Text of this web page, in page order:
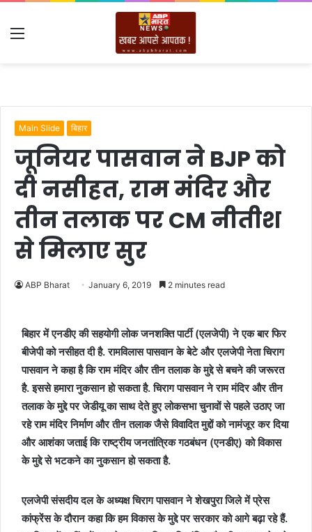
Menu
Main Slide बिहार
जूनियर पासवान ने BJP को
दी नसीहत, राम मंदिर और
तीन तलाक पर CM नीतीश
से मिलाए सुर
ABP Bharat January 6, 2019 2 minutes read
बिहार में एनडीए की सहयोगी लोक जनशक्ति पार्टी (एलजेपी) ने एक बार फिर
बीजेपी को नसीहत दी है. रामविलास पासवान के बेटे और एलजेपी नेता चिराग
पासवान ने कहा है कि राम मंदिर और तीन तलाक के मुद्दे से बचने की जरूरत
है. इससे हमारा नुकसान हो सकता है. चिराग पासवान ने राम मंदिर और तीन
तलाक के मुद्दे पर जेडीयू का साथ देते हुए लोकसभा चुनावों से पहले उठाए जा
रहे राम मंदिर निर्माण और तीन तलाक जैसे विवादित मुद्दों को नामंजूर कर दिया
और आशंका जताई कि राष्ट्रीय जनतांत्रिक गठबंधन (एनडीए) को विकास
के मुद्दे से भटकने का नुकसान हो सकता है.
एलजेपी संसदीय दल के अध्यक्ष चिराग पासवान ने शेखपुरा जिले में प्रेस
कांफ्रेंस के दौरान कहा कि हम विकास के मुद्दे पर सरकार को आगे बढ़ा रहे हैं.